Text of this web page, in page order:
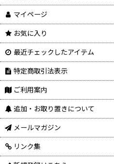
マイページ
お気に入り
最近チェックしたアイテム
特定商取引法表示
ご利用案内
追加・お取り置きについて
メールマガジン
リンク集